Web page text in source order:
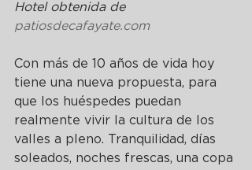
Hotel obtenida de
patiosdecafayate.com
Con más de 10 años de vida hoy
tiene una nueva propuesta, para
que los huéspedes puedan
realmente vivir la cultura de los
valles a pleno. Tranquilidad, días
soleados, noches frescas, una copa